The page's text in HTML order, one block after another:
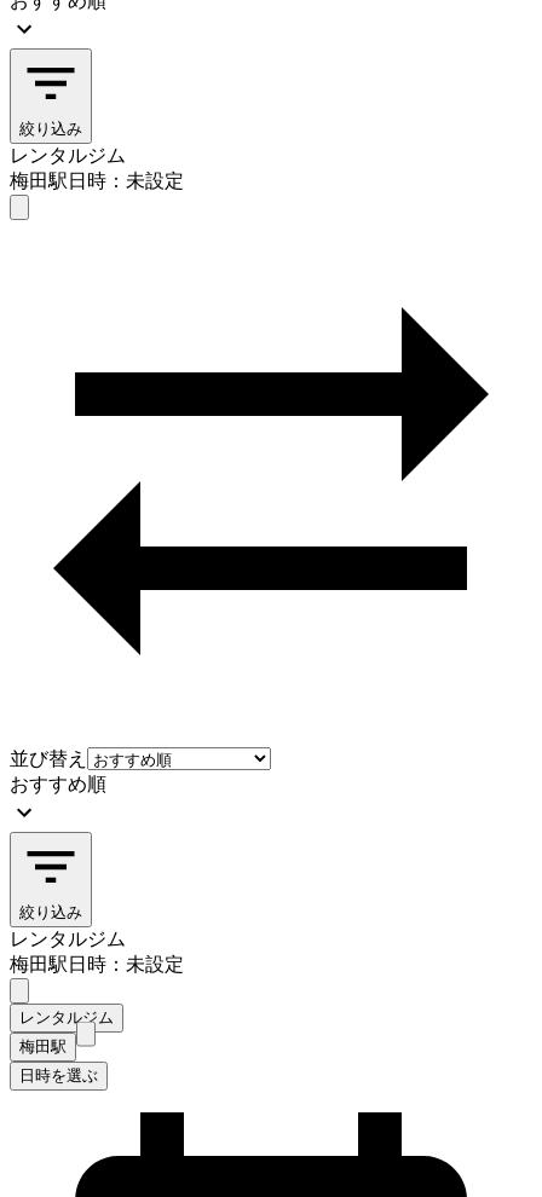
絞り込み
レンタルジム
梅田駅日時：未設定
並び替え
おすすめ順
絞り込み
レンタルジム
梅田駅日時：未設定
レンタルジム
梅田駅
日時を選ぶ